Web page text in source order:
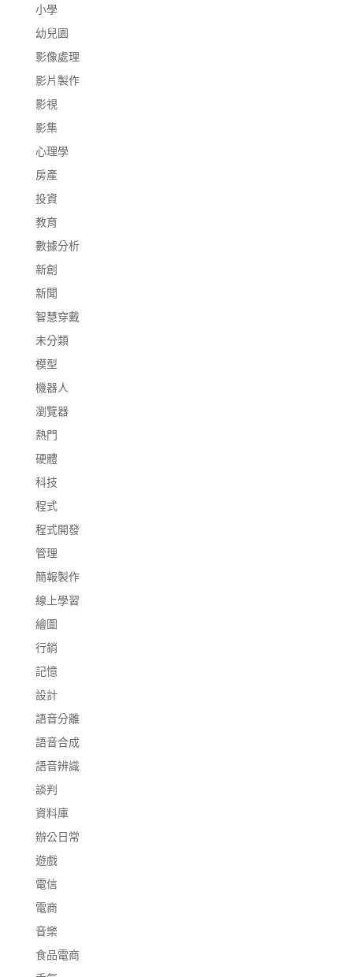
小學
幼兒園
影像處理
影片製作
影視
影集
心理學
房產
投資
教育
數據分析
新創
新聞
智慧穿戴
未分類
模型
機器人
瀏覽器
熱門
硬體
科技
程式
程式開發
管理
簡報製作
線上學習
繪圖
行銷
記憶
設計
語音分離
語音合成
語音辨識
談判
資料庫
辦公日常
遊戲
電信
電商
音樂
食品電商